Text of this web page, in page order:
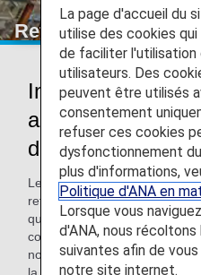
Retards et
Informations sur
annulations à
départ
Le jour du départ, il peut
retardés, annulés ou
qu'un encombrement de
conditions météorologiques.
nous nous efforçons de
La page d'accueil du
utilise des cookies
de faciliter l'utilisation
utilisateurs. Des
peuvent être utilisés
consentement
refuser ces cookies
dysfonctionnement
plus d'informations,
Politique d'ANA en
Lorsque vous
d'ANA, nous
suivantes afin de
notre site internet.